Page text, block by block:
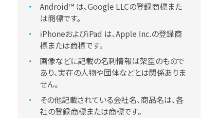
Android™ は、Google LLCの登録商標また
は商標です。
iPhoneおよびiPad は、Apple Inc.の登録商
標または商標です。
画像などに記載の名刺情報は架空のもので
あり、実在の人物や団体などとは関係ありま
せん。
その他記載されている会社名、商品名は、各
社の登録商標または商標です。